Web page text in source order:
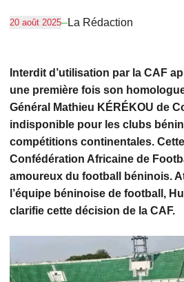
20 août 2025–La Rédaction
Interdit d’utilisation par la CAF
une première fois son
Général Mathieu KÉRÉKOU de
indisponible pour les clubs
compétitions continentales.
Confédération Africaine de
amoureux du football béninois.
l’équipe béninoise de football,
clarifie cette décision de la CAF.